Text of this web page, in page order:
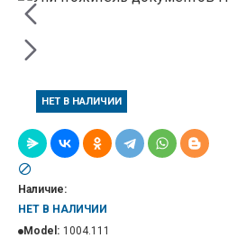
НЕТ В НАЛИЧИИ
Наличие:
НЕТ В НАЛИЧИИ
Model: 1004.111